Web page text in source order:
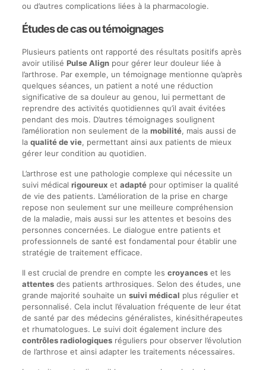
ou d’autres complications liées à la pharmacologie.
Études de cas ou témoignages
Plusieurs patients ont rapporté des résultats positifs après
avoir utilisé Pulse Alignpour gérer leur douleur liée à
l’arthrose. Par exemple, un témoignage mentionne qu’après
quelques séances, un patient a noté une réduction
significative de sa douleur au genou, lui permettant de
reprendre des activités quotidiennes qu’il avait évitées
pendant des mois. D’autres témoignages soulignent
l’amélioration non seulement de la mobilité, mais aussi de
la qualité de vie, permettant ainsi aux patients de mieux
gérer leur condition au quotidien.
L’arthrose est une pathologie complexe qui nécessite un
suivi médical rigoureuxet adaptépour optimiser la qualité
de vie des patients. L’amélioration de la prise en charge
repose non seulement sur une meilleure compréhension
de la maladie, mais aussi sur les attentes et besoins des
personnes concernées. Le dialogue entre patients et
professionnels de santé est fondamental pour établir une
stratégie de traitement efficace.
Il est crucial de prendre en compte les croyanceset les
attentesdes patients arthrosiques. Selon des études, une
grande majorité souhaite un suivi médical plus régulier et
personnalisé. Cela inclut l’évaluation fréquente de leur état
de santé par des médecins généralistes, kinésithérapeutes
et rhumatologues. Le suivi doit également inclure des
contrôles radiologiquesréguliers pour observer l’évolution
de l’arthrose et ainsi adapter les traitements nécessaires.